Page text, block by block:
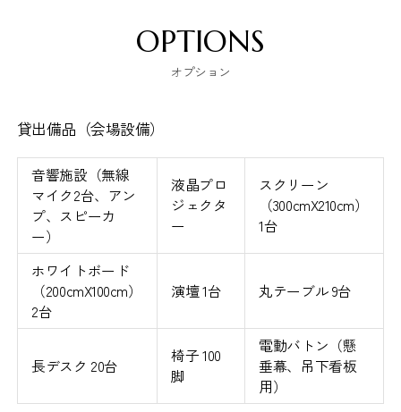
OPTIONS
オプション
貸出備品（会場設備）
音響施設（無線
マイク2台、アン
プ、スピーカ
ー）
液晶プロ
ジェクタ
ー
スクリーン
（300cmX210cm）
1台
ホワイトボード
（200cmX100cm）
2台
演壇 1台 丸テーブル 9台
長デスク 20台
椅子 100
脚
電動バトン（懸
垂幕、吊下看板
用）